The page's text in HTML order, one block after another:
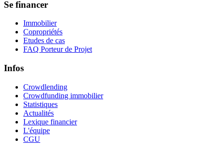
Se financer
Immobilier
Copropriétés
Etudes de cas
FAQ Porteur de Projet
Infos
Crowdlending
Crowdfunding immobilier
Statistiques
Actualités
Lexique financier
L'équipe
CGU